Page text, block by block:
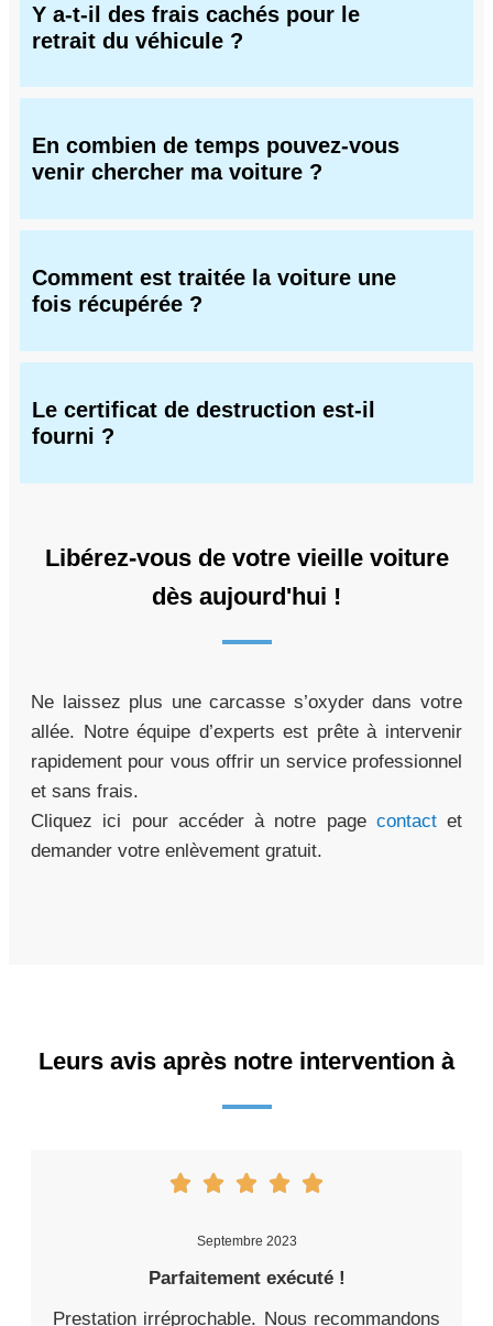
Y a-t-il des frais cachés pour le
retrait du véhicule ?
En combien de temps pouvez-vous
venir chercher ma voiture ?
Comment est traitée la voiture une
fois récupérée ?
Le certificat de destruction est-il
fourni ?
Libérez-vous de votre vieille voiture
dès aujourd'hui !
Ne laissez plus une carcasse s’oxyder dans votre
allée. Notre équipe d’experts est prête à intervenir
rapidement pour vous offrir un service professionnel
et sans frais.
Cliquez ici pour accéder à notre page contactet
demander votre enlèvement gratuit.
Leurs avis après notre intervention à
Septembre 2023
Parfaitement exécuté !
Prestation irréprochable. Nous recommandons